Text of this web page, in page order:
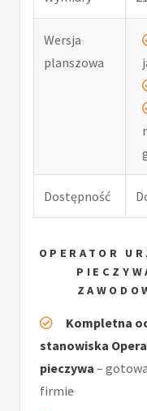
Wersja
planszowa
Dostępność
OPERATOR
Kompletna
stanowiska
pieczywa –
firmie